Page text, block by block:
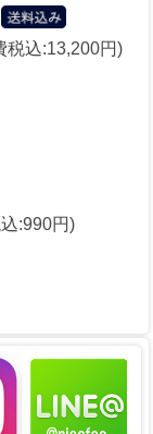
税込:13,200円)
:990円)